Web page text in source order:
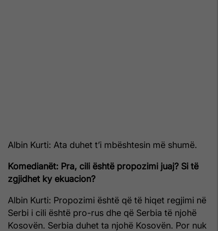
Albin Kurti: Ata duhet t’i mbështesin më shumë.
Komedianët: Pra, cili është propozimi juaj? Si të
zgjidhet ky ekuacion?
Albin Kurti: Propozimi është që të hiqet regjimi në
Serbi i cili është pro-rus dhe që Serbia të njohë
Kosovën. Serbia duhet ta njohë Kosovën. Por nuk